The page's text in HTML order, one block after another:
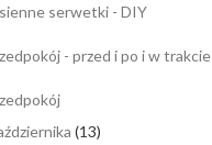
serwetki - DIY
- przed i po i w trakcie
(13)